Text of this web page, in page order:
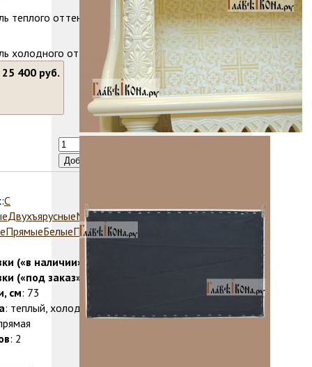
теплый -20 500 руб.
В наличии
25 400 руб.
С
ДвухъярусныеМногоярусныеПрямые
ПрямыеБелыеПолки для икон
(«в наличии») : 1-2 дня
(«под заказ») : 2-5 дней
см: 73
: теплый, холодный
: 2